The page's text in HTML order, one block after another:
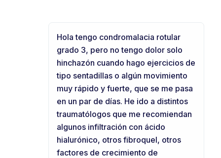
Hola tengo condromalacia rotular
grado 3, pero no tengo dolor solo
hinchazón cuando hago ejercicios de
tipo sentadillas o algún movimiento
muy rápido y fuerte, que se me pasa
en un par de días. He ido a distintos
traumatólogos que me recomiendan
algunos infiltración con ácido
hialurónico, otros fibroquel, otros
factores de crecimiento de